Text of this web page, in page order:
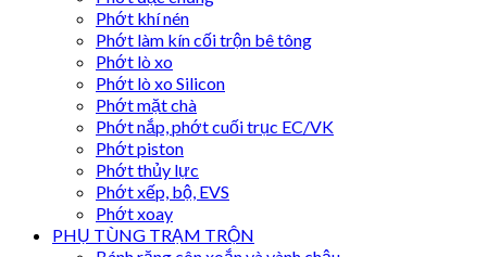
Phớt khí nén
Phớt làm kín cối trộn bê tông
Phớt lò xo
Phớt lò xo Silicon
Phớt mặt chà
Phớt nắp, phớt cuối trục EC/VK
Phớt piston
Phớt thủy lực
Phớt xếp, bộ, EVS
Phớt xoay
PHỤ TÙNG TRẠM TRỘN